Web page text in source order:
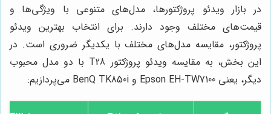
در بازار ویدئو پروژکتورها، مدل‌های متنوعی با ویژگی‌ها و
قیمت‌های مختلف وجود دارند. برای انتخاب بهترین ویدئو
پروژکتور، مقایسه مدل‌های مختلف با یکدیگر ضروری است. در
این بخش، به مقایسه ویدئو پروژکتور T28 با دو مدل محبوب
دیگر، یعنی Epson EH-TW7100 و BenQ TK850i می‌پردازیم: